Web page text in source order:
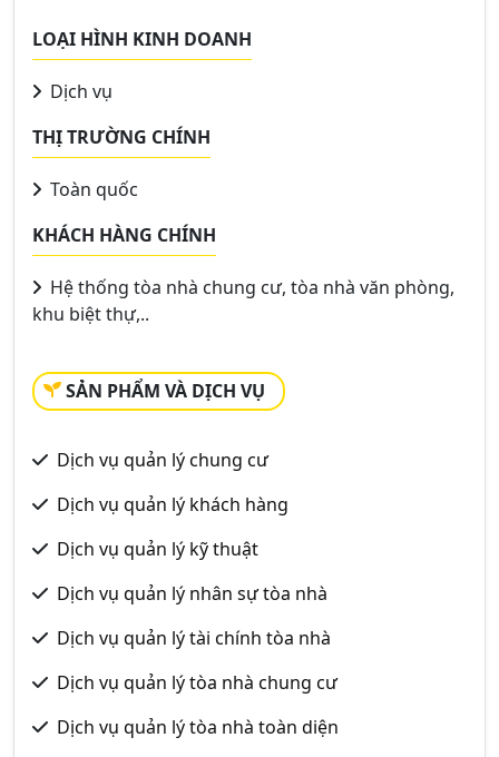
LOẠI HÌNH KINH DOANH
Dịch vụ
THỊ TRƯỜNG CHÍNH
Toàn quốc
KHÁCH HÀNG CHÍNH
Hệ thống tòa nhà chung cư, tòa nhà văn phòng,
khu biệt thự,..
SẢN PHẨM VÀ DỊCH VỤ
Dịch vụ quản lý chung cư
Dịch vụ quản lý khách hàng
Dịch vụ quản lý kỹ thuật
Dịch vụ quản lý nhân sự tòa nhà
Dịch vụ quản lý tài chính tòa nhà
Dịch vụ quản lý tòa nhà chung cư
Dịch vụ quản lý tòa nhà toàn diện